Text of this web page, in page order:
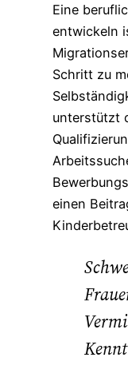
Eine
entwickeln
Schritt zu
unterstützt
einen